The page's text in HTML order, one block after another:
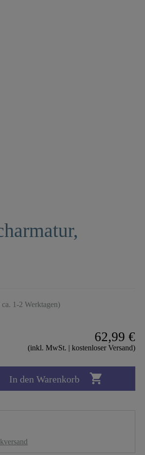
1-2 Werktagen)
62,99 €
(inkl. MwSt. | kostenloser Versand)
In den Warenkorb 